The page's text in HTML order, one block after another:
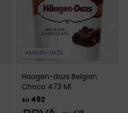
HAAGEN-DAZS
Haagen-dazs Belgian
Choco 473 Ml
$U 492